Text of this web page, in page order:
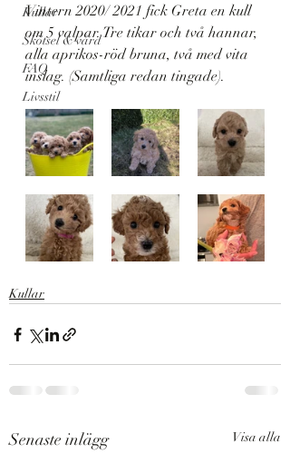
Kullar
Skötsel & vård
FAQ
Livsstil
Vintern 2020/ 2021 fick Greta en kull
om 5 valpar. Tre tikar och två hannar,
alla aprikos-röd bruna, två med vita
inslag. (Samtliga redan tingade).
Kullar
Senaste inlägg Visa alla